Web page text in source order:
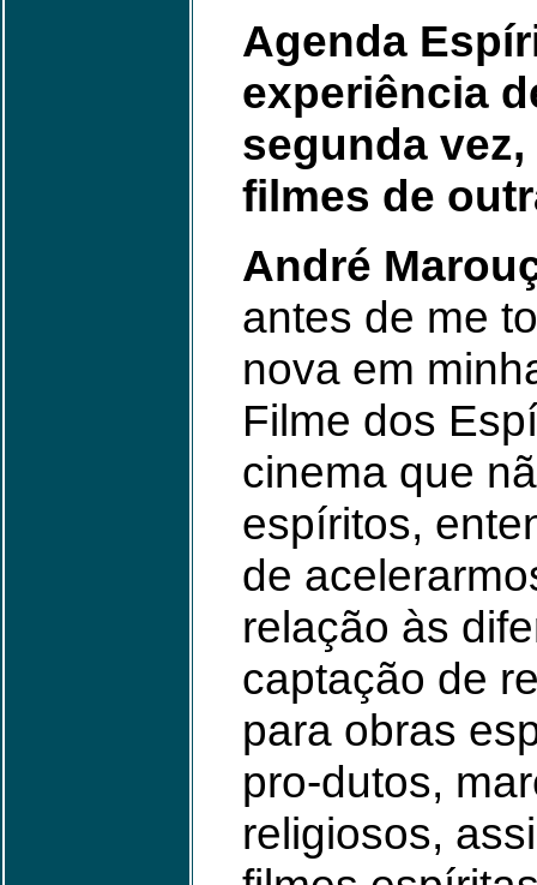
Agenda
experiência
segunda
filmes de
André
antes de me
nova em
Filme dos
cinema que
espíritos,
de
relação às
captação de
para obras
pro-dutos,
religiosos,